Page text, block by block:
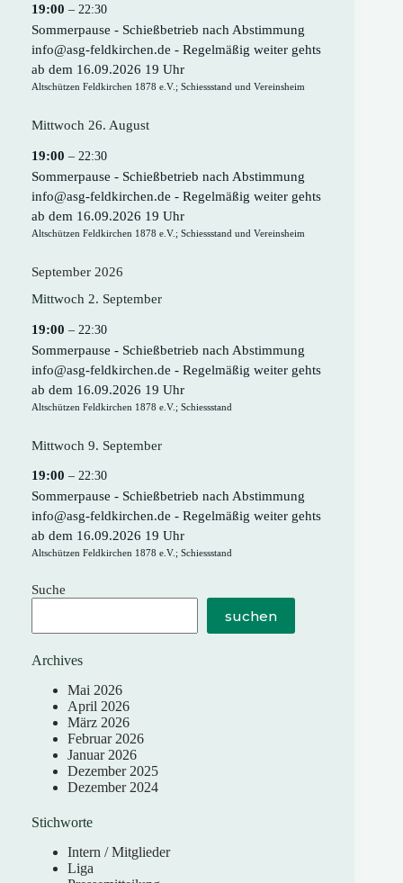
19:00 – 22:30
Sommerpause - Schießbetrieb nach Abstimmung
info@asg-feldkirchen.de - Regelmäßig weiter gehts
ab dem 16.09.2026 19 Uhr
Altschützen Feldkirchen 1878 e.V.; Schiessstand und Vereinsheim
Mittwoch 26. August
19:00 – 22:30
Sommerpause - Schießbetrieb nach Abstimmung
info@asg-feldkirchen.de - Regelmäßig weiter gehts
ab dem 16.09.2026 19 Uhr
Altschützen Feldkirchen 1878 e.V.; Schiessstand und Vereinsheim
September 2026
Mittwoch 2. September
19:00 – 22:30
Sommerpause - Schießbetrieb nach Abstimmung
info@asg-feldkirchen.de - Regelmäßig weiter gehts
ab dem 16.09.2026 19 Uhr
Altschützen Feldkirchen 1878 e.V.; Schiessstand
Mittwoch 9. September
19:00 – 22:30
Sommerpause - Schießbetrieb nach Abstimmung
info@asg-feldkirchen.de - Regelmäßig weiter gehts
ab dem 16.09.2026 19 Uhr
Altschützen Feldkirchen 1878 e.V.; Schiessstand
Suche
suchen
Archives
Mai 2026
April 2026
März 2026
Februar 2026
Januar 2026
Dezember 2025
Dezember 2024
Stichworte
Intern / Mitglieder
Liga